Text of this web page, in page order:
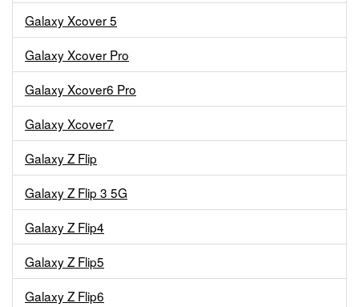
Galaxy Xcover 5
Galaxy Xcover Pro
Galaxy Xcover6 Pro
Galaxy Xcover7
Galaxy Z Flip
Galaxy Z Flip 3 5G
Galaxy Z Flip4
Galaxy Z Flip5
Galaxy Z Flip6